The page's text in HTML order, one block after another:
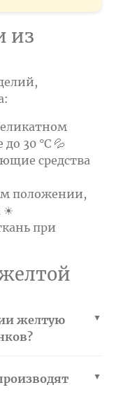
из
30 °C 💦
средства
положении,
☀
при
желтую